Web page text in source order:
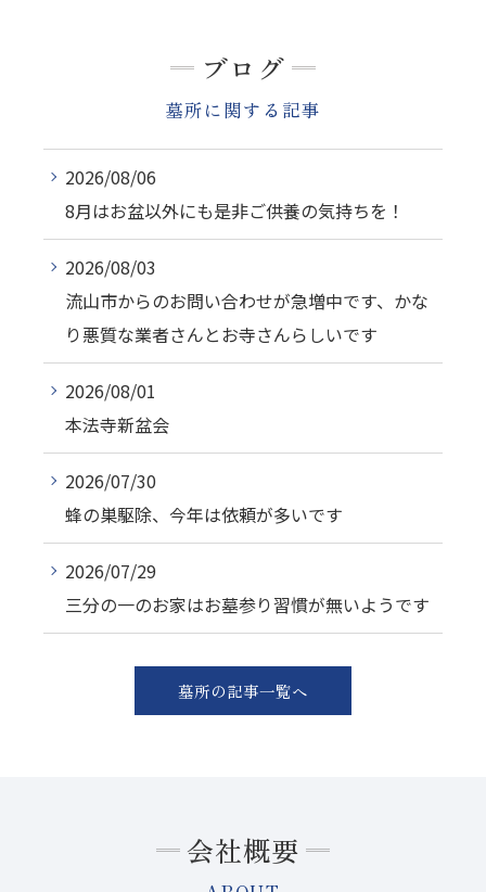
ブログ
墓所に関する記事
2026/08/06
8月はお盆以外にも是非ご供養の気持ちを！
2026/08/03
流山市からのお問い合わせが急増中です、かな
り悪質な業者さんとお寺さんらしいです
2026/08/01
本法寺新盆会
2026/07/30
蜂の巣駆除、今年は依頼が多いです
2026/07/29
三分の一のお家はお墓参り習慣が無いようです
墓所の記事一覧へ
会社概要